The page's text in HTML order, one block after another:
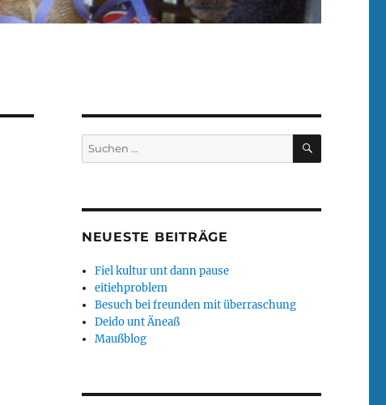
Suchen
nach:
SUCHEN
NEUESTE BEITRÄGE
Fiel kultur unt dann pause
eitiehproblem
Besuch bei freunden mit überraschung
Deido unt Äneaß
Maußblog